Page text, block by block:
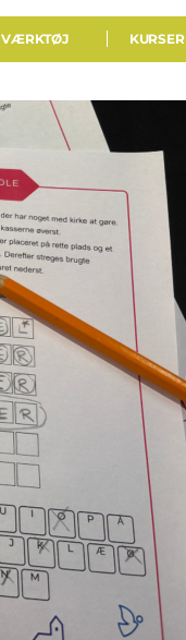
VÆRKTØJ KURSER